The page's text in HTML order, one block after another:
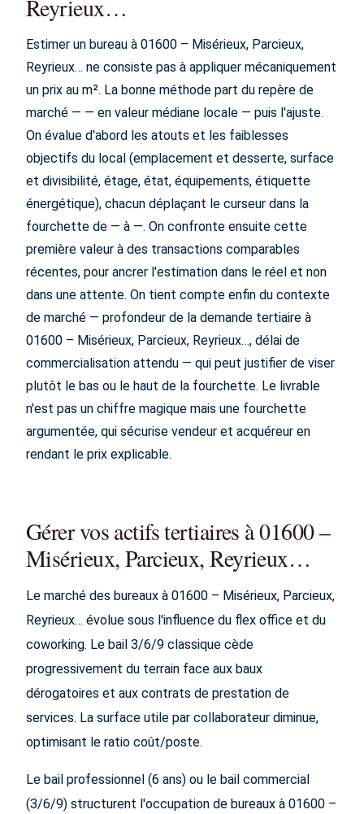
Reyrieux…
Estimer un bureau à 01600 – Misérieux, Parcieux,
Reyrieux… ne consiste pas à appliquer mécaniquement
un prix au m². La bonne méthode part du repère de
marché — — en valeur médiane locale — puis l'ajuste.
On évalue d'abord les atouts et les faiblesses
objectifs du local (emplacement et desserte, surface
et divisibilité, étage, état, équipements, étiquette
énergétique), chacun déplaçant le curseur dans la
fourchette de — à —. On confronte ensuite cette
première valeur à des transactions comparables
récentes, pour ancrer l'estimation dans le réel et non
dans une attente. On tient compte enfin du contexte
de marché — profondeur de la demande tertiaire à
01600 – Misérieux, Parcieux, Reyrieux…, délai de
commercialisation attendu — qui peut justifier de viser
plutôt le bas ou le haut de la fourchette. Le livrable
n'est pas un chiffre magique mais une fourchette
argumentée, qui sécurise vendeur et acquéreur en
rendant le prix explicable.
Gérer vos actifs tertiaires à 01600 –
Misérieux, Parcieux, Reyrieux…
Le marché des bureaux à 01600 – Misérieux, Parcieux,
Reyrieux… évolue sous l'influence du flex office et du
coworking. Le bail 3/6/9 classique cède
progressivement du terrain face aux baux
dérogatoires et aux contrats de prestation de
services. La surface utile par collaborateur diminue,
optimisant le ratio coût/poste.
Le bail professionnel (6 ans) ou le bail commercial
(3/6/9) structurent l'occupation de bureaux à 01600 –